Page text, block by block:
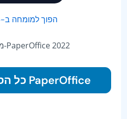
הפוך למומחה ב-15 דקות
מבוא מהיר ל-PaperOffice 2022
כל הסרטונים בערוץ PaperOffice